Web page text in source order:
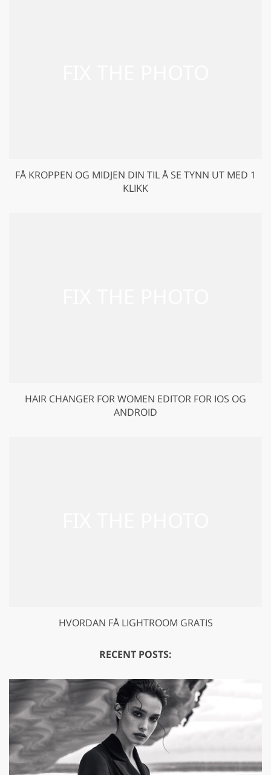
FÅ KROPPEN OG MIDJEN DIN TIL Å SE TYNN UT MED 1
KLIKK
HAIR CHANGER FOR WOMEN EDITOR FOR IOS OG
ANDROID
HVORDAN FÅ LIGHTROOM GRATIS
RECENT POSTS: